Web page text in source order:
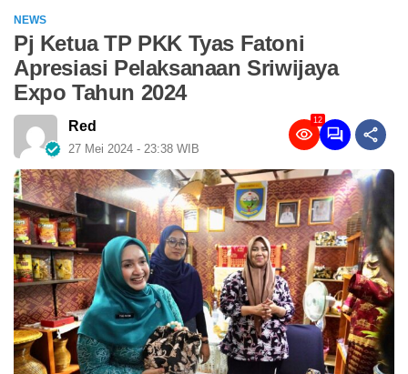
NEWS
Pj Ketua TP PKK Tyas Fatoni
Apresiasi Pelaksanaan Sriwijaya
Expo Tahun 2024
Red
27 Mei 2024 - 23:38 WIB
12